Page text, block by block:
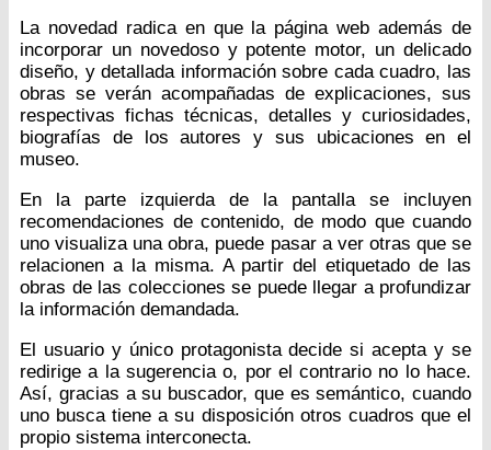
La novedad radica en que la página web además de
incorporar un novedoso y potente motor, un delicado
diseño, y detallada información sobre cada cuadro, las
obras se verán acompañadas de explicaciones, sus
respectivas fichas técnicas, detalles y curiosidades,
biografías de los autores y sus ubicaciones en el
museo.
En la parte izquierda de la pantalla se incluyen
recomendaciones de contenido, de modo que cuando
uno visualiza una obra, puede pasar a ver otras que se
relacionen a la misma. A partir del etiquetado de las
obras de las colecciones se puede llegar a profundizar
la información demandada.
El usuario y único protagonista decide si acepta y se
redirige a la sugerencia o, por el contrario no lo hace.
Así, gracias a su buscador, que es semántico, cuando
uno busca tiene a su disposición otros cuadros que el
propio sistema interconecta.